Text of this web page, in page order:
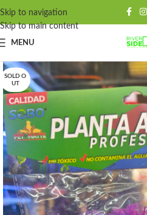
Skip to navigation
Skip to main content
MENU
SOLD O
UT